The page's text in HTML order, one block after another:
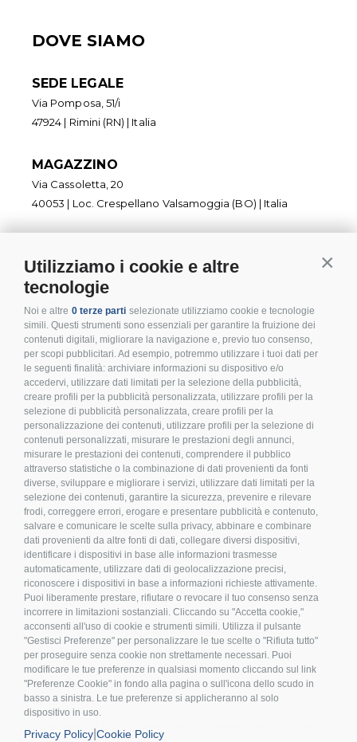
Utilizziamo i cookie e altre
tecnologie
Noi e altre 0 terze parti selezionate utilizziamo cookie e tecnologie
simili. Questi strumenti sono essenziali per garantire la fruizione dei
contenuti digitali, migliorare la navigazione e, previo tuo consenso,
per scopi pubblicitari. Ad esempio, potremmo utilizzare i tuoi dati per
le seguenti finalità: archiviare informazioni su dispositivo e/o
accedervi, utilizzare dati limitati per la selezione della pubblicità,
creare profili per la pubblicità personalizzata, utilizzare profili per la
selezione di pubblicità personalizzata, creare profili per la
personalizzazione dei contenuti, utilizzare profili per la selezione di
contenuti personalizzati, misurare le prestazioni degli annunci,
misurare le prestazioni dei contenuti, comprendere il pubblico
attraverso statistiche o la combinazione di dati provenienti da fonti
diverse, sviluppare e migliorare i servizi, utilizzare dati limitati per la
selezione dei contenuti, garantire la sicurezza, prevenire e rilevare
frodi, correggere errori, erogare e presentare pubblicità e contenuto,
salvare e comunicare le scelte sulla privacy, abbinare e combinare
dati provenienti da altre fonti di dati, collegare diversi dispositivi,
identificare i dispositivi in base alle informazioni trasmesse
automaticamente, utilizzare dati di geolocalizzazione precisi,
riconoscere i dispositivi in base a informazioni richieste attivamente.
Puoi liberamente prestare, rifiutare o revocare il tuo consenso senza
incorrere in limitazioni sostanziali. Cliccando su "Accetta cookie,"
acconsenti all'uso di cookie e strumenti simili. Utilizza il pulsante
"Gestisci Preferenze" per personalizzare le tue scelte o "Rifiuta tutto"
per proseguire senza cookie non strettamente necessari. Puoi
modificare le tue preferenze in qualsiasi momento cliccando sul link
"Preferenze Cookie" in fondo alla pagina o sull'icona dello scudo in
basso a sinistra. Le tue preferenze si applicheranno al solo
dispositivo in uso.
Privacy Policy| Cookie Policy
DOVE SIAMO
SEDE LEGALE
Via Pomposa, 51/i
47924 | Rimini (RN) | Italia
MAGAZZINO
Via Cassoletta, 20
40053 | Loc. Crespellano Valsamoggia (BO) | Italia
CONTATTI
+ 39 0541 794 444
info@inoxmare.it
SEGUICI
LEGALE E PRIVACY
>Condizioni d’acquisto
>Privacy policy
>Cookies
>Compliance
>FAQ
>Etichettatura Ambientale